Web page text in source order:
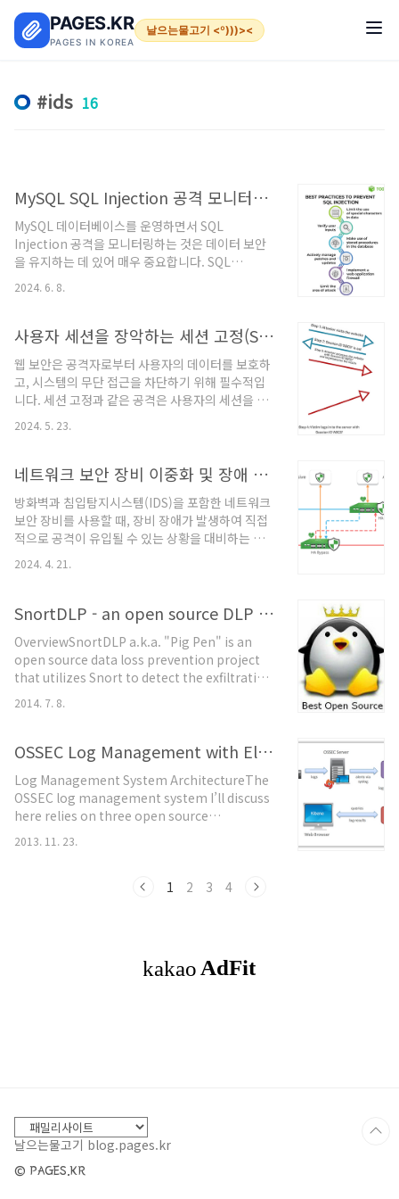
PAGES.KR
PAGES IN KOREA
날으는물고기 <º)))><
ids 16
MySQL SQL Injection 공격 모니터링 혁신적인 접근 방법
MySQL 데이터베이스를 운영하면서 SQL
Injection 공격을 모니터링하는 것은 데이터 보안
을 유지하는 데 있어 매우 중요합니다. SQL
Injection은 악의적 사용자가 데이터베이스 쿼리를
조작하여 민감한 정보를 노출시키거나 데이터베이
적으로 모니터링하고 방지하기 위한 몇 가지 제안은
용: MySQL에서는 general_log 테이블 또는 파일
로 쿼리 로그를 기록할 수 있습니다. 이 로그에는 실
행된 모든 SQL 쿼리가 기록되므로, 정기적으로 분
석하여 의심스러운 쿼리 패턴을 찾아내는 것이 중요
운 활동을..
2024. 6. 8.
사용자 세션을 장악하는 세션 고정(Session Fixation) 공격 기법
웹 보안은 공격자로부터 사용자의 데이터를 보호하
고, 시스템의 무단 접근을 차단하기 위해 필수적입
니다. 세션 고정과 같은 공격은 사용자의 세션을 탈
취하여 민감한 정보에 접근하거나 권한을 부여받지
않은 행동을 할 수 있게 합니다. 이를 방지하기 위해,
험의 모니터링 및 관리 전략을 제시합니다.배경 내
성하거나 선택하여 사용자에게 강제로 사용하게 만
든 후, 사용자가 해당 세션 ID로 인증 절차를 완료하
면 공격자가 해당 세션을 탈취하는 공격입니다. 공
격자는 이를 통해 사용자의 인증된 세션을 제어할
안1. 세션 관리 ..
2024. 5. 23.
네트워크 보안 장비 이중화 및 장애 바이패스 대응, 애플리케이션 보안
방화벽과 침입탐지시스템(IDS)을 포함한 네트워크
보안 장비를 사용할 때, 장비 장애가 발생하여 직접
적으로 공격이 유입될 수 있는 상황을 대비하는 것
은 매우 중요합니다. 일반적인 방화벽(FW) 및 IDS
의 이중화 구성은 장애 발생 시에도 보안을 유지하
션 보안에 보다 포괄적인 내용을 정리해보겠습니다.
네트워크 보안 구성 및 장애 대응 네트워크 보안 장
비 이중화: 중요 보안 장비(UTM, NGFW, FW, IDS)
의 이중화를 통해, 하나의 장비에 장애가 발생했을
때 다른 장비가 자동으로 서비스를 이어받아 고가용
성을 보장합니다. 자동 장애 복구(Automatic
2024. 4. 21.
SnortDLP - an open source DLP solution utilizing snort
OverviewSnortDLP a.k.a. "Pig Pen" is an
open source data loss prevention project
that utilizes Snort to detect the exfiltration
applicationWritten in PHP and utilizes a
portabilityAdministrative login to protect
unauthorized accessDetermines a unique
fingerprint forfree textindividual
documentseach document in a reposit..
2014. 7. 8.
OSSEC Log Management with Elasticsearch
Log Management System ArchitectureThe
OSSEC log management system I’ll discuss
here relies on three open source
OSSEC:Logstash – Parses and stores syslog
General purpose indexing and data storage
2013. 11. 23.
1 2 3 4
날으는물고기 blog.pages.kr
© PAGES.KR